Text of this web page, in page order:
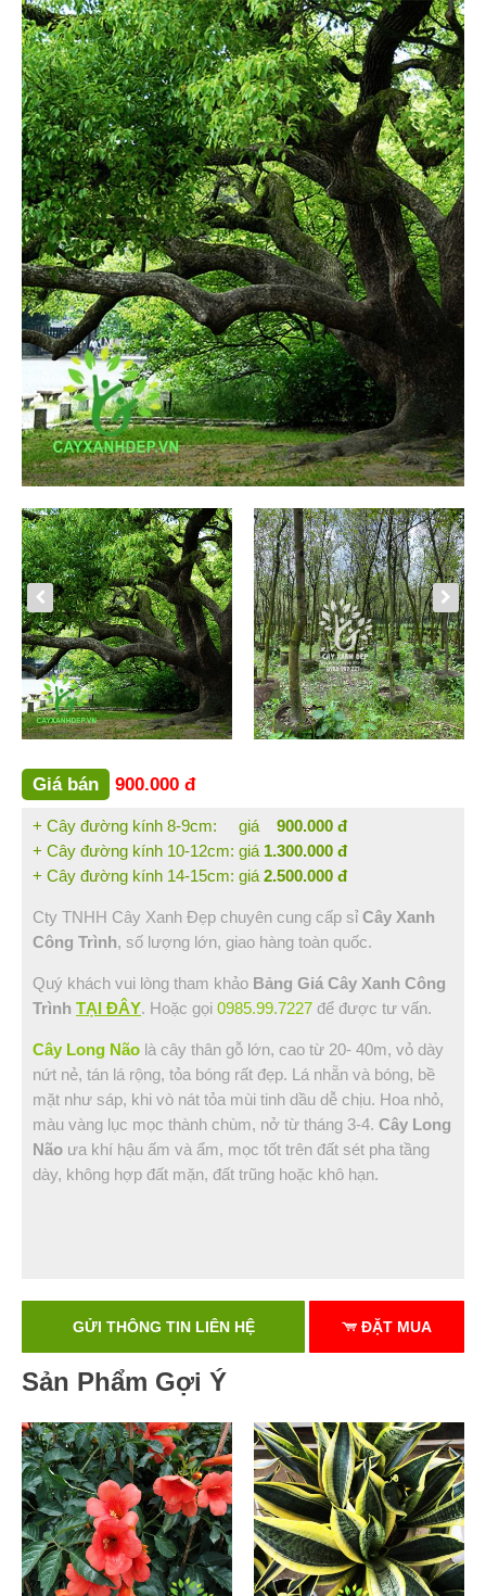
Cỏ Thảm (6)
Cây Ăn Trái (9)
Cây Giống Ăn Trái (30)
Phân Và Đất (5)
Dự Án (36)
Tây Ninh (1)
Bình Dương (1)
Long An (1)
Ninh Thuận (1)
Tiền Giang (1)
Lâm Đồng (1)
Tp Hồ Chí Minh (14)
Kiên Giang (4)
Bến Tre (3)
Nha Trang (0)
Bạc Liêu (1)
Đồng Nai (3)
Vũng Tàu (1)
Sóc Trăng (1)
Hậu Giang (1)
Tin Tức
Hỏi Đáp
Liên Hệ
Giá bán 900.000 đ
+ Cây đường kính 8-9cm: giá
900.000 đ
+ Cây đường kính 10-12cm: giá 1.300.000 đ
+ Cây đường kính 14-15cm: giá 2.500.000 đ
Cty TNHH Cây Xanh Đẹp chuyên cung cấp sỉ Cây Xanh
Công Trình, số lượng lớn, giao hàng toàn quốc.
Quý khách vui lòng tham khảo Bảng Giá Cây Xanh Công
Trình TẠI ĐÂY. Hoặc gọi 0985.99.7227 để được tư vấn.
Cây Long Não là cây thân gỗ lớn, cao từ 20- 40m, vỏ dày
nứt nẻ, tán lá rộng, tỏa bóng rất đẹp. Lá nhẵn và bóng, bề
mặt như sáp, khi vò nát tỏa mùi tinh dầu dễ chịu. Hoa nhỏ,
màu vàng lục mọc thành chùm, nở từ tháng 3-4. Cây Long
Não ưa khí hậu ấm và ẩm, mọc tốt trên đất sét pha tầng
dày, không hợp đất mặn, đất trũng hoặc khô hạn.
GỬI THÔNG TIN LIÊN HỆ ĐẶT MUA
Sản Phẩm Gợi Ý